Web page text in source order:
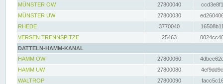
MÜNSTER OW
27800040
MÜNSTER UW
27800030
RHEDE
3770040
VERSEN TRENNSPITZE
25463
DATTELN-HAMM-KANAL
HAMM OW
27800060
HAMM UW
27800080
WALTROP
27800090